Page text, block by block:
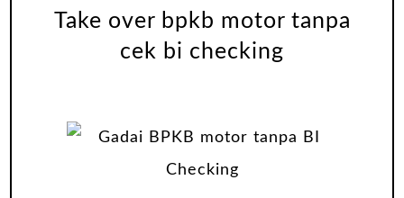
Take over bpkb motor tanpa
cek bi checking